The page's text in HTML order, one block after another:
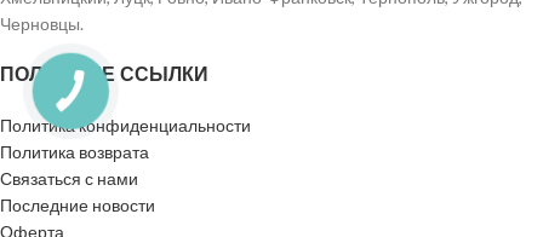
Черновцы.
ПОЛЕЗНЫЕ ССЫЛКИ
Политика конфиденциальности
Политика возврата
Связаться с нами
Последние новости
Оферта